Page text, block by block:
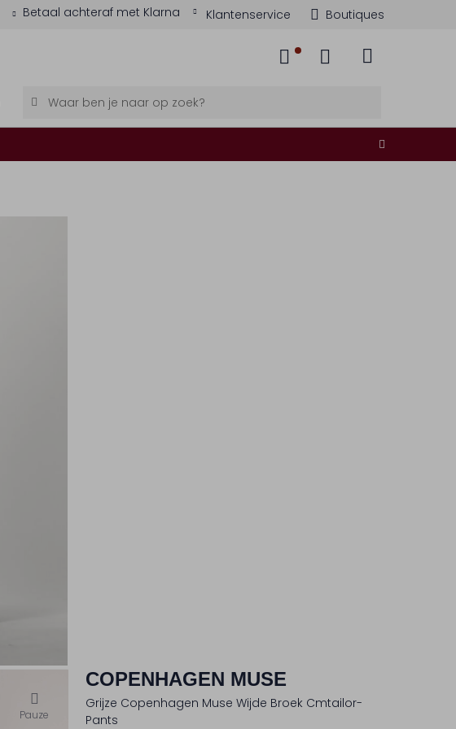
Betaal achteraf met Klarna Klantenservice Boutiques
Pauze
COPENHAGEN MUSE
Grijze Copenhagen Muse Wijde Broek Cmtailor-
Pants